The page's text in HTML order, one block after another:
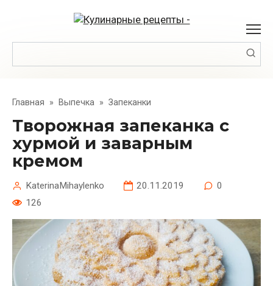
Главная » Выпечка » Запеканки
Творожная запеканка с
хурмой и заварным
кремом
KaterinaMihaylenko 20.11.2019
0
126